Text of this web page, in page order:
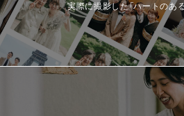
実際に撮影した「ハートのあ